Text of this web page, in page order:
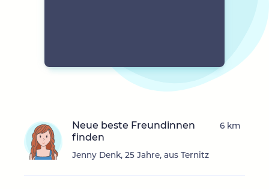
Neue beste Freundinnen
finden
Jenny Denk, 25 Jahre, aus Ternitz
6 km